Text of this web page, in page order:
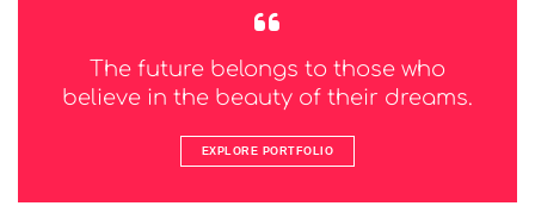
The future belongs to those who
believe in the beauty of their dreams.
EXPLORE PORTFOLIO